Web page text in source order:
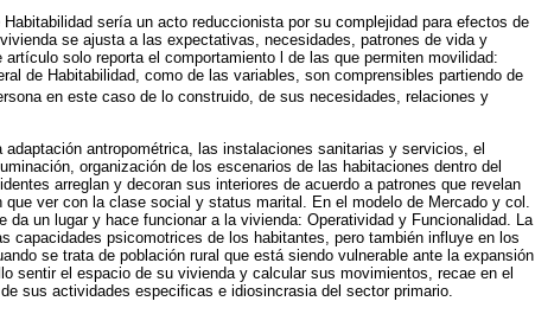
sería un acto reduccionista por su complejidad para efectos de
se ajusta a las expectativas, necesidades, patrones de vida y
solo reporta el comportamiento l de las que permiten movilidad:
de Habitabilidad, como de las variables, son comprensibles partiendo de
en este caso de lo construido, de sus necesidades, relaciones y
antropométrica, las instalaciones sanitarias y servicios, el
organización de los escenarios de las habitaciones dentro del
arreglan y decoran sus interiores de acuerdo a patrones que revelan
ver con la clase social y status marital. En el modelo de Mercado y col.
un lugar y hace funcionar a la vivienda: Operatividad y Funcionalidad. La
capacidades psicomotrices de los habitantes, pero también influye en los
se trata de población rural que está siendo vulnerable ante la expansión
sentir el espacio de su vivienda y calcular sus movimientos, recae en el
sus actividades especificas e idiosincrasia del sector primario.